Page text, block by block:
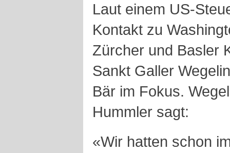
Laut einem US-
Kontakt zu
Zürcher und Basler
Sankt Galler
Bär im Fokus.
Hummler sagt:
«Wir hatten schon